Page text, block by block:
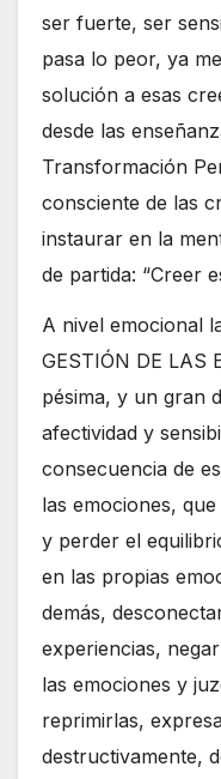
ser fuerte, ser
pasa lo peor, ya
solución a esas
desde las
Transformación
consciente de las
instaurar en la
de partida: “Creer
A nivel emocional
GESTIÓN DE LAS
pésima, y un gran
afectividad y
consecuencia de
las emociones,
y perder el
en las propias
demás,
experiencias,
las emociones y
reprimirlas,
destructivamente,